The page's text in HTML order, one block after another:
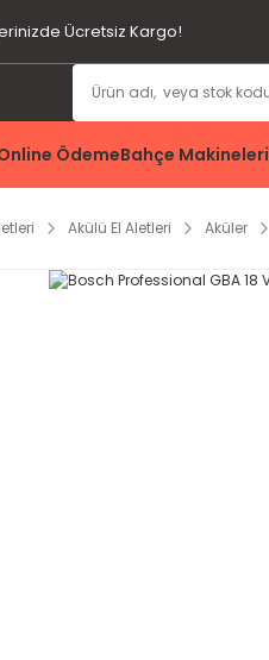
Ücretsiz Kargo!
ÖdemeBahçe Makineleri
Akülü El Aletleri Aküler